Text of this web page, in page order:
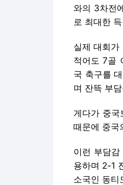
와의 3차전
로 최대한
실제 대회가
적어도 7골
국 축구를
며 잔뜩 부
게다가 중국
때문에 중국
이런 부담
용하며 2-1
소국인 동티